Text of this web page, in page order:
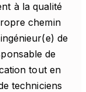
à la qualité
chemin
de
de
tout en
techniciens